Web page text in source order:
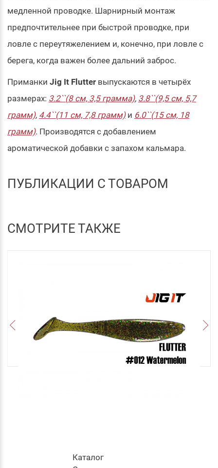
медленной проводке. Шарнирный монтаж
предпочтительнее при быстрой проводке, при
ловле с переутяжелением и, конечно, при ловле с
берега, когда важен более дальний заброс.
Приманки Jig It Flutter выпускаются в четырёх
размерах: 3.2``(8 см, 3,5 грамма), 3.8``(9,5 см, 5,7
грамм), 4.4``(11 см, 7,8 грамм) и 6.0``(15 см, 18
грамм). Производятся с добавлением
ароматической добавки с запахом кальмара.
ПУБЛИКАЦИИ С ТОВАРОМ
СМОТРИТЕ ТАКЖЕ
Каталог